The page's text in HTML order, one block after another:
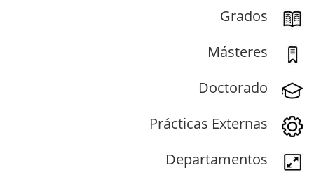
Grados
Másteres
Doctorado
Prácticas Externas
Departamentos